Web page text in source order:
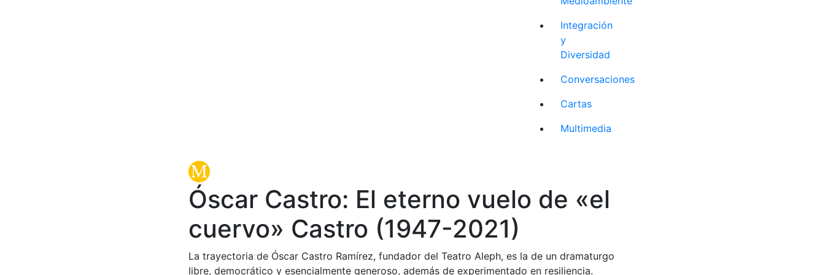
Integración
y
Diversidad
Conversaciones
Cartas
Multimedia
Óscar Castro: El eterno vuelo de «el
cuervo» Castro (1947-2021)
La trayectoria de Óscar Castro Ramírez, fundador del Teatro Aleph, es la de un dramaturgo
libre, democrático y esencialmente generoso, además de experimentado en resiliencia.